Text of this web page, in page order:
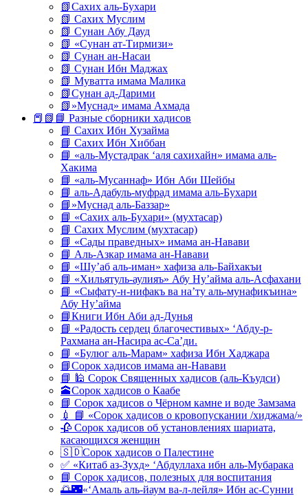
📗Сахих аль-Бухари
📗 Сахих Муслим
📗 Сунан Абу Дауд
📗 «Сунан ат-Тирмизи»
📗 Сунан ан-Насаи
📗 Сунан Ибн Маджах
📗 Муватта имама Малика
📗Сунан ад-Дарими
📗»Муснад» имама Ахмада
📕📗📘 Разные сборники хадисов
📘 Сахих Ибн Хузайма
📘 Сахих Ибн Хиббан
📘 «аль-Мустадрак ‘аля сахихайн» имама аль-
Хакима
📘 «аль-Мусаннаф» Ибн Аби Шейбы
📘 аль-Адабуль-муфрад имама аль-Бухари
📘»Муснад аль-Баззар»
📘 «Сахих аль-Бухари» (мухтасар)
📘 Сахих Муслим (мухтасар)
📘 «Сады праведных» имама ан-Навави
📘 Аль-Азкар имама ан-Навави
📘 «Шу’аб аль-иман» хафиза аль-Байхакъи
📘 «Хильятуль-аулияъ» Абу Ну’айма аль-Асфахани
📘 «Сыфату-н-нифакъ ва на’ту аль-мунафикъина»
Абу Ну’айма
📘Книги Ибн Аби ад-Дунья
📘 «Радость сердец благочестивых» ‘Абду-р-
Рахмана ан-Насира ас-Са’ди.
📘 «Булюг аль-Марам» хафиза Ибн Хаджара
📘Сорок хадисов имама ан-Навави
📘 🕌 Сорок Священных хадисов (аль-Къудси)
🕋Сорок хадисов о Каабе
📘 Сорок хадисов о Чёрном камне и воде Замзама
💉 📘 «Сорок хадисов о кровопускании /хиджама/»
🥀 Сорок хадисов об установлениях шариата,
касающихся женщин
🇸🇩Сорок хадисов о Палестине
✅ «Китаб аз-Зухд» ‘Абдуллаха ибн аль-Мубарака
📘 Сорок хадисов, полезных для воспитания
🌅🌃«‘Амаль аль-йаум ва-л-лейля» Ибн ас-Сунни